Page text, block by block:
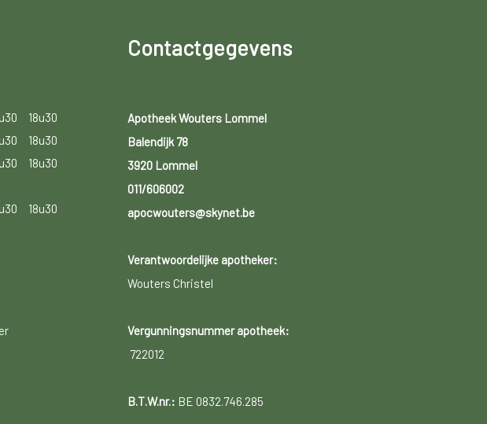
18u30
18u30
18u30
18u30
Contactgegevens
Apotheek Wouters Lommel
Balendijk 78
3920 Lommel
011/606002
apocwouters@skynet.be
Verantwoordelijke apotheker:
Wouters Christel
Vergunningsnummer apotheek:
722012
B.T.W.nr.: BE 0832.746.285